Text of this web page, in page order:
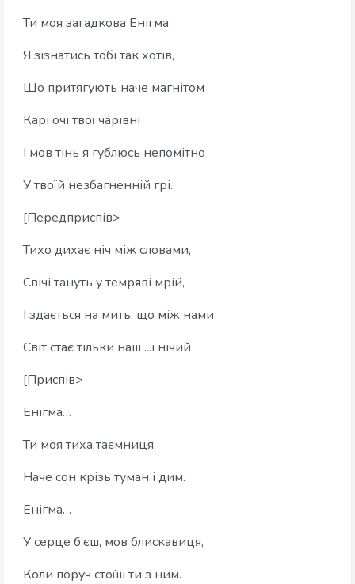
Ти моя загадкова Енігма
Я зізнатись тобі так хотів,
Що притягують наче магнітом
Карі очі твої чарівні
І мов тінь я гублюсь непомітно
У твоїй незбагненній грі.
[Передприспів>
Тихо дихає ніч між словами,
Свічі тануть у темряві мрій,
І здається на мить, що між нами
Світ стає тільки наш ...і нічий
[Приспів>
Енігма…
Ти моя тиха таємниця,
Наче сон крізь туман і дим.
Енігма…
У серце б’єш, мов блискавиця,
Коли поруч стоїш ти з ним.